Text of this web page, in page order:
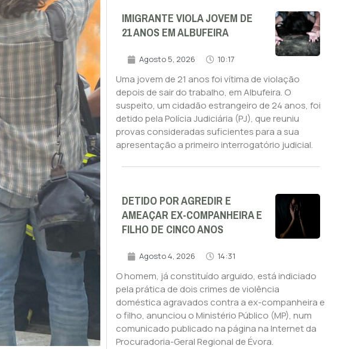
IMIGRANTE VIOLA JOVEM DE
21 ANOS EM ALBUFEIRA
Agosto 5, 2026 10:17
Uma jovem de 21 anos foi vítima de violação
depois de sair do trabalho, em Albufeira. O
suspeito, um cidadão estrangeiro de 24 anos, foi
detido pela Polícia Judiciária (PJ), que reuniu
provas consideradas suficientes para a sua
apresentação a primeiro interrogatório judicial.
DETIDO POR AGREDIR E
AMEAÇAR EX-COMPANHEIRA E
FILHO DE CINCO ANOS
Agosto 4, 2026 14:31
O homem, já constituído arguido, está indiciado
pela prática de dois crimes de violência
doméstica agravados contra a ex-companheira e
o filho, anunciou o Ministério Público (MP), num
comunicado publicado na página na Internet da
Procuradoria-Geral Regional de Évora.